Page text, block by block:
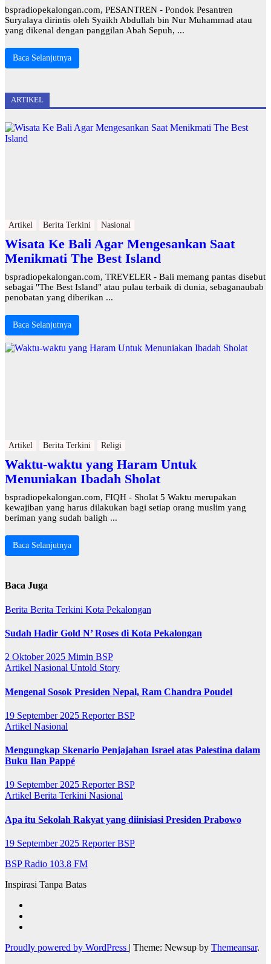
bspradiopekalongan.com, PESANTREN - Pondok Pesantren
Suryalaya dirintis oleh Syaikh Abdullah bin Nur Muhammad atau
yang dikenal dengan panggilan Abah Sepuh, ...
Baca Selanjutnya
ARTIKEL
Artikel Berita Terkini Nasional
Wisata Ke Bali Agar Mengesankan Saat
Menikmati The Best Island
bspradiopekalongan.com, TREVELER - Bali memang pantas disebut
sebagai "The Best Island" atau pulau terbaik di dunia, sebaganaubab
penobatan yang diberikan ...
Baca Selanjutnya
Artikel Berita Terkini Religi
Waktu-waktu yang Haram Untuk
Menuniakan Ibadah Sholat
bspradiopekalongan.com, FIQH - Sholat 5 Waktu merupakan
kewajiban yang harus dilakukan bagi setiap orang muslim yang
beriman yang sudah baligh ...
Baca Selanjutnya
Baca Juga
Berita Berita Terkini Kota Pekalongan
Sudah Hadir Gold N’ Roses di Kota Pekalongan
2 Oktober 2025 Mimin BSP
Artikel Nasional Untold Story
Mengenal Sosok Presiden Nepal, Ram Chandra Poudel
19 September 2025 Reporter BSP
Artikel Nasional
Mengungkap Skenario Penjajahan Israel atas Palestina dalam
Buku Ilan Pappé
19 September 2025 Reporter BSP
Artikel Berita Terkini Nasional
Apa itu Sekolah Rakyat yang diinisiasi Presiden Prabowo
19 September 2025 Reporter BSP
BSP Radio 103.8 FM
Inspirasi Tanpa Batas
Proudly powered by WordPress | Theme: Newsup by Themeansar.